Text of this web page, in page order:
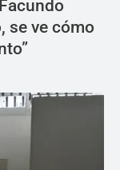
se ve cómo